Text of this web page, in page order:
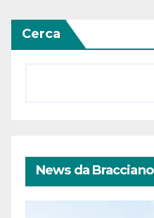
Cerca
News da Bracciano